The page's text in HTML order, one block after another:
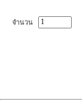
จำนวน